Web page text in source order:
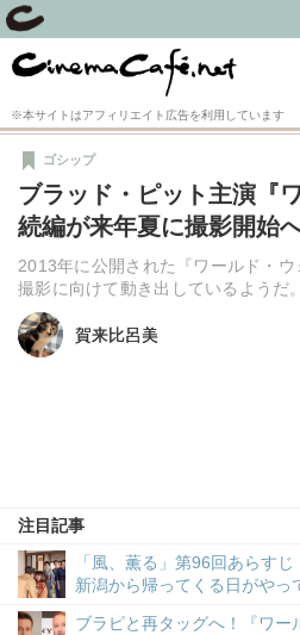
※本サイトはアフィリエイト広告を利用しています
ブラッド・ピット主演『
続編が来年夏に撮影開始
2013年に公開された『ワールド・
撮影に向けて動き出しているようだ。
ゴシップ
賀来比呂美
賀来比呂美
注目記事
「風、薫る」第96回あらす
新潟から帰ってくる日がや
ブラピと再タッグへ！『ワー